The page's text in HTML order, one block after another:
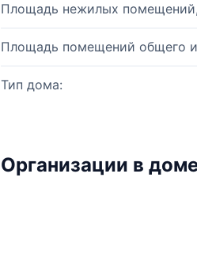
Площадь нежилых
Площадь помещений общего
Тип дома:
Организации в